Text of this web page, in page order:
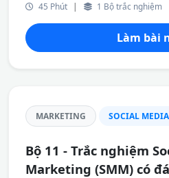
45 Phút | 1 Bộ trắc nghiệm
Làm bài
MARKETING SOCIAL
Bộ 11 - Trắc nghiệm
Marketing (SMM) có